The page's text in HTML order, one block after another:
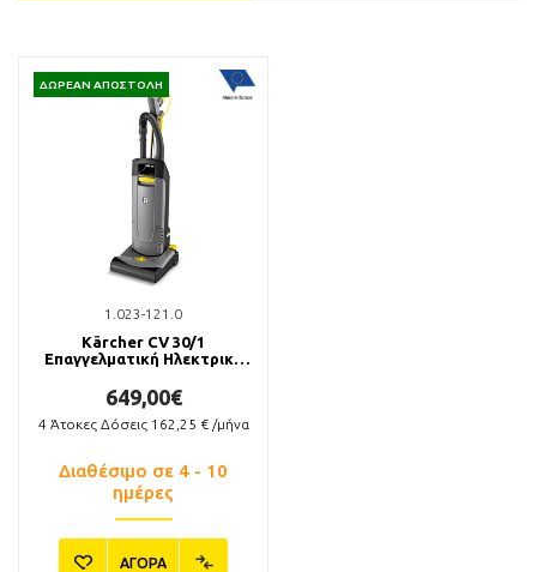
1.023-121.0
Kärcher CV 30/1
Επαγγελματική Ηλεκτρική
649,00€
4 Άτοκες Δόσεις 162,25 € /μήνα
Διαθέσιμο σε 4 - 10
ημέρες
ΑΓΟΡΑ
ΔΩΡΕΑΝ ΑΠΟΣΤΟΛΗ